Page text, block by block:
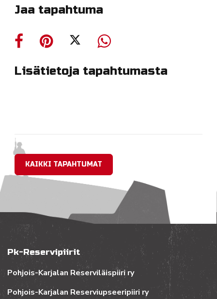
Jaa tapahtuma
Lisätietoja tapahtumasta
KAIKKI TAPAHTUMAT
Pk-Reservipiirit
Pohjois-Karjalan Reserviläispiiri ry
Pohjois-Karjalan Reserviupseeripiiri ry